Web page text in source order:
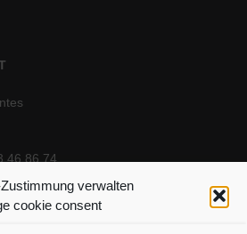
verwalten
cookie consent
46 86 74